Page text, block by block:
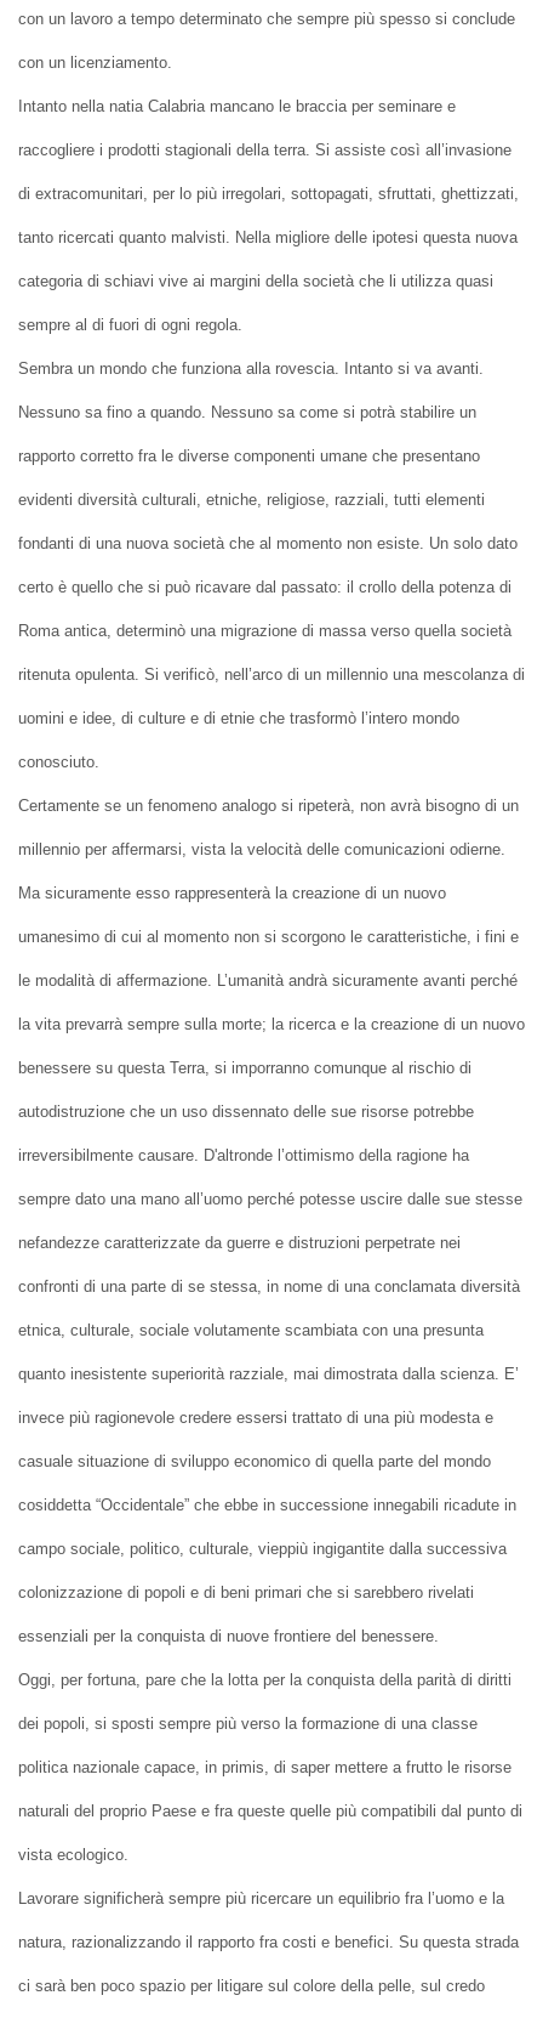
con un lavoro a tempo determinato che sempre più spesso si conclude
con un licenziamento.
Intanto nella natia Calabria mancano le braccia per seminare e
raccogliere i prodotti stagionali della terra. Si assiste così all’invasione
di extracomunitari, per lo più irregolari, sottopagati, sfruttati, ghettizzati,
tanto ricercati quanto malvisti. Nella migliore delle ipotesi questa nuova
categoria di schiavi vive ai margini della società che li utilizza quasi
sempre al di fuori di ogni regola.
Sembra un mondo che funziona alla rovescia. Intanto si va avanti.
Nessuno sa fino a quando. Nessuno sa come si potrà stabilire un
rapporto corretto fra le diverse componenti umane che presentano
evidenti diversità culturali, etniche, religiose, razziali, tutti elementi
fondanti di una nuova società che al momento non esiste. Un solo dato
certo è quello che si può ricavare dal passato: il crollo della potenza di
Roma antica, determinò una migrazione di massa verso quella società
ritenuta opulenta. Si verificò, nell’arco di un millennio una mescolanza di
uomini e idee, di culture e di etnie che trasformò l’intero mondo
conosciuto.
Certamente se un fenomeno analogo si ripeterà, non avrà bisogno di un
millennio per affermarsi, vista la velocità delle comunicazioni odierne.
Ma sicuramente esso rappresenterà la creazione di un nuovo
umanesimo di cui al momento non si scorgono le caratteristiche, i fini e
le modalità di affermazione. L’umanità andrà sicuramente avanti perché
la vita prevarrà sempre sulla morte; la ricerca e la creazione di un nuovo
benessere su questa Terra, si imporranno comunque al rischio di
autodistruzione che un uso dissennato delle sue risorse potrebbe
irreversibilmente causare. D'altronde l’ottimismo della ragione ha
sempre dato una mano all’uomo perché potesse uscire dalle sue stesse
nefandezze caratterizzate da guerre e distruzioni perpetrate nei
confronti di una parte di se stessa, in nome di una conclamata diversità
etnica, culturale, sociale volutamente scambiata con una presunta
quanto inesistente superiorità razziale, mai dimostrata dalla scienza. E’
invece più ragionevole credere essersi trattato di una più modesta e
casuale situazione di sviluppo economico di quella parte del mondo
cosiddetta “Occidentale” che ebbe in successione innegabili ricadute in
campo sociale, politico, culturale, vieppiù ingigantite dalla successiva
colonizzazione di popoli e di beni primari che si sarebbero rivelati
essenziali per la conquista di nuove frontiere del benessere.
Oggi, per fortuna, pare che la lotta per la conquista della parità di diritti
dei popoli, si sposti sempre più verso la formazione di una classe
politica nazionale capace, in primis, di saper mettere a frutto le risorse
naturali del proprio Paese e fra queste quelle più compatibili dal punto di
vista ecologico.
Lavorare significherà sempre più ricercare un equilibrio fra l’uomo e la
natura, razionalizzando il rapporto fra costi e benefici. Su questa strada
ci sarà ben poco spazio per litigare sul colore della pelle, sul credo